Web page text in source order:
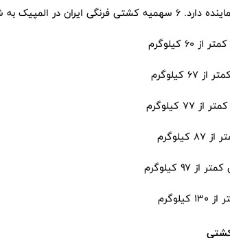
المپیک به شرح زیر است:
کیلوگرم
کیلوگرم
کیلوگرم